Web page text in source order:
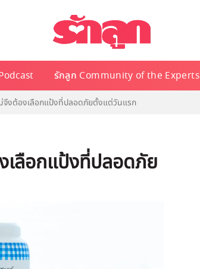
รักลูก Community of the Experts
จึงต้องเลือกแป้งที่ปลอดภัยตั้งแต่วันแรก
เลือกแป้งที่ปลอดภัย